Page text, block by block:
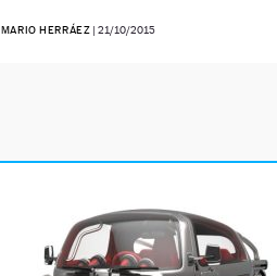
MARIO HERRÁEZ |21/10/2015